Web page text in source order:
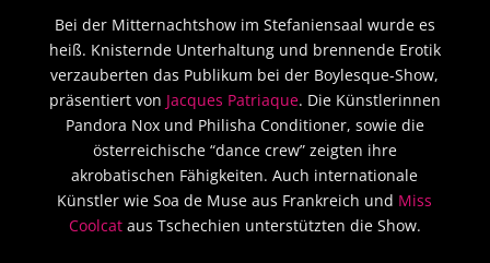
Bei der Mitternachtshow im Stefaniensaal wurde es
heiß. Knisternde Unterhaltung und brennende Erotik
verzauberten das Publikum bei der Boylesque-Show,
präsentiert von Jacques Patriaque. Die Künstlerinnen
Pandora Nox und Philisha Conditioner, sowie die
österreichische “dance crew” zeigten ihre
akrobatischen Fähigkeiten. Auch internationale
Künstler wie Soa de Muse aus Frankreich und Miss
Coolcataus Tschechien unterstützten die Show.